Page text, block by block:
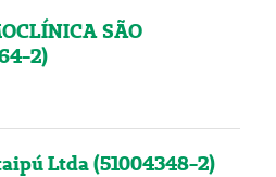
SÃO
2)
Ltda (51004348-2)